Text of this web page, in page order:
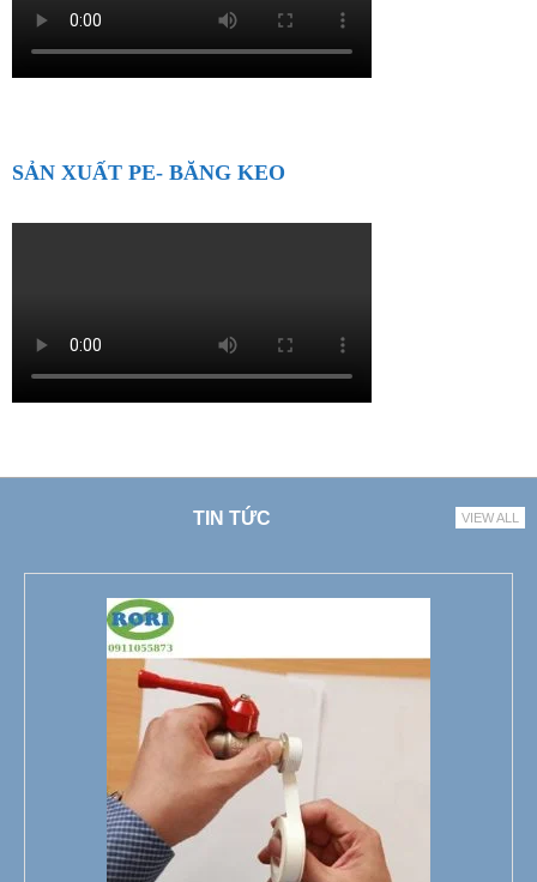
SẢN XUẤT PE- BĂNG KEO
TIN TỨC VIEW ALL